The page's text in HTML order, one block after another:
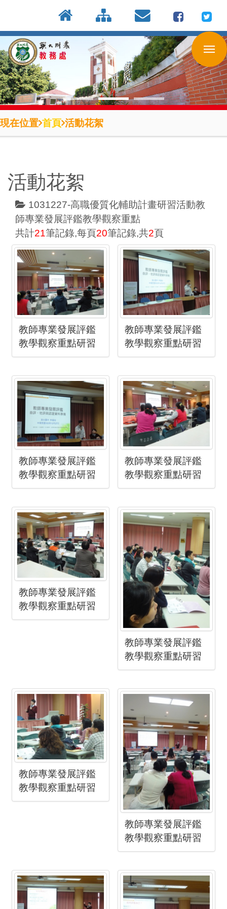
到
主
要
內
容
區
現在位置 首頁 活動花絮
活動花絮
1031227-高職優質化輔助計畫研習活動教
師專業發展評鑑教學觀察重點
共計21筆記錄,每頁20筆記錄,共2頁
教師專業發展評鑑
教學觀察重點研習
教師專業發展評鑑
教學觀察重點研習
教師專業發展評鑑
教學觀察重點研習
教師專業發展評鑑
教學觀察重點研習
教師專業發展評鑑
教學觀察重點研習
教師專業發展評鑑
教學觀察重點研習
教師專業發展評鑑
教學觀察重點研習
教師專業發展評鑑
教學觀察重點研習